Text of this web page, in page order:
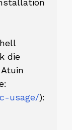
die
usage/):